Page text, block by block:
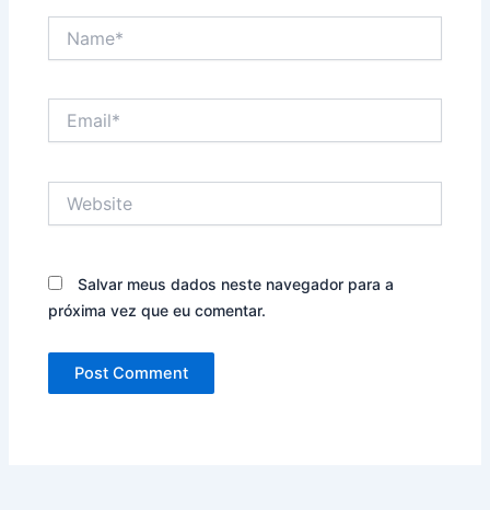
Salvar meus dados neste navegador para a
próxima vez que eu comentar.